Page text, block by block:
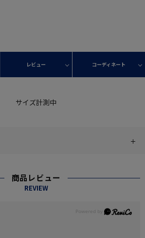
レビュー コーディネート
サイズ計測中
商品レビュー
REVIEW